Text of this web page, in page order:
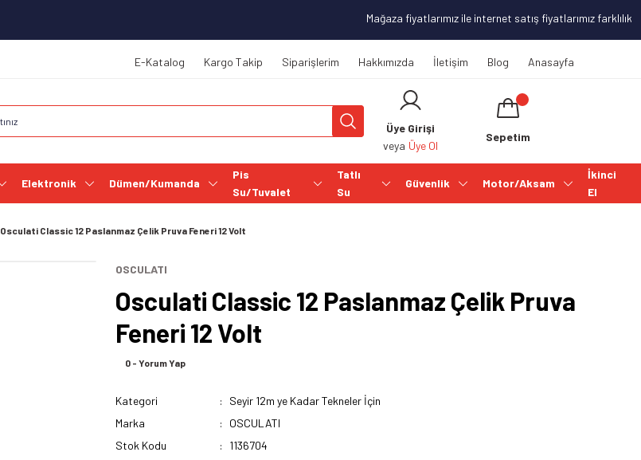
Mağaza fiyatlarımız ile internet satış fiyatlarımız farklılık
E-Katalog Kargo Takip Siparişlerim Hakkımızda İletişim Blog Anasayfa
Üye Girişi
veya Üye Ol
Sepetim
Elektronik Dümen/Kumanda
Pis
Su/Tuvalet
Tatlı
Su
Güvenlik Motor/Aksam
İkinci
El
Osculati Classic 12 Paslanmaz Çelik Pruva Feneri 12 Volt
OSCULATI
Osculati Classic 12 Paslanmaz Çelik Pruva
Feneri 12 Volt
0 - Yorum Yap
Kategori
Seyir 12m ye Kadar Tekneler İçin
Marka
OSCULATI
Stok Kodu
1136704